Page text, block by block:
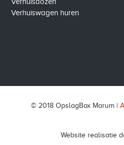
Verhuisdozen
Verhuiswagen huren
© 2018 OpslagBox Marum |
Website realisatie